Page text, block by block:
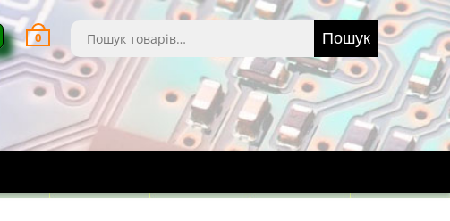
Шукати: Пошук
0